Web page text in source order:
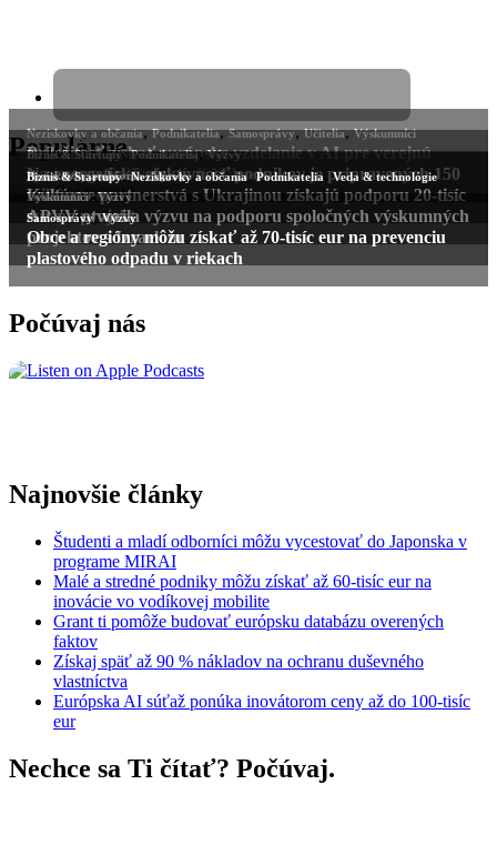
Populárne
Počúvaj nás
Najnovšie články
Študenti a mladí odborníci môžu vycestovať do Japonska v
programe MIRAI
Malé a stredné podniky môžu získať až 60-tisíc eur na
inovácie vo vodíkovej mobilite
Grant ti pomôže budovať európsku databázu overených
faktov
Získaj späť až 90 % nákladov na ochranu duševného
vlastníctva
Európska AI súťaž ponúka inovátorom ceny až do 100-tisíc
eur
Nechce sa Ti čítať? Počúvaj.